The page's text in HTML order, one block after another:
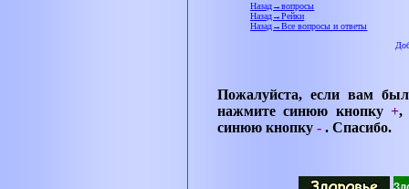
Назад→вопросы
Назад→Рейки
Назад→Все вопросы и ответы
Пожалуйста, если вам был
нажмите синюю кнопку+,
синюю кнопку-. Спасибо.